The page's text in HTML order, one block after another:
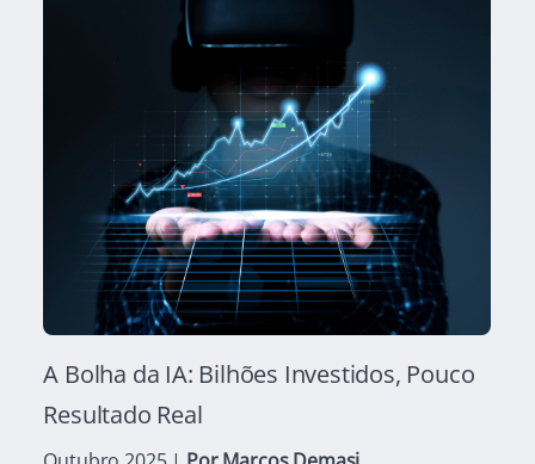
A Bolha da IA: Bilhões Investidos, Pouco
Resultado Real